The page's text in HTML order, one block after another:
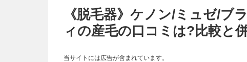
《脱毛器》ケノン/ミュゼ/ブ
ィの産毛の口コミは?比較と
当サイトには広告が含まれています。